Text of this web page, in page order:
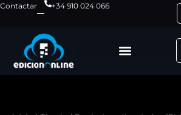
Ir
contenido
Contactar
+34 910 024 066